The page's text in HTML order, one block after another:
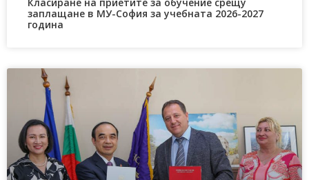
заплащане в МУ-София за учебната 2026-2027
година